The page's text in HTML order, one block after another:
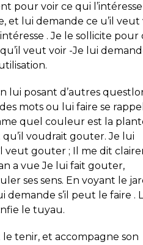
pour voir ce qui l’intéresse
et lui demande ce u’il veut
. Je le sollicite pour
veut voir -Je lui
lui posant d’autres
mots ou lui faire se
quel couleur est la
qu’il voudrait gouter. Je lui
veut gouter ; Il me dit
a vue Je lui fait gouter,
ses sens. En voyant le
demande s’il peut le faire .
le tuyau.
tenir, et accompagne son